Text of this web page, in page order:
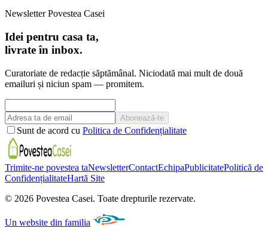
Newsletter Povestea Casei
Idei pentru casa ta,
livrate în inbox.
Curatoriate de redacție săptămânal. Niciodată mai mult de două
emailuri și niciun spam — promitem.
Abonează-te
Sunt de acord cu Politica de Confidențialitate
Trimite-ne povestea taNewsletterContactEchipaPublicitatePolitică de
ConfidențialitateHartă Site
© 2026 Povestea Casei. Toate drepturile rezervate.
Un website din familia